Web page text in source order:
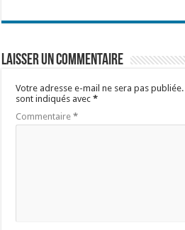
Laisser un commentaire
Votre adresse e-mail ne sera pas publiée.
sont indiqués avec*
Commentaire*